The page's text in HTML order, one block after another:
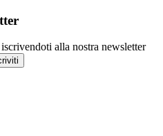
alla nostra newsletter